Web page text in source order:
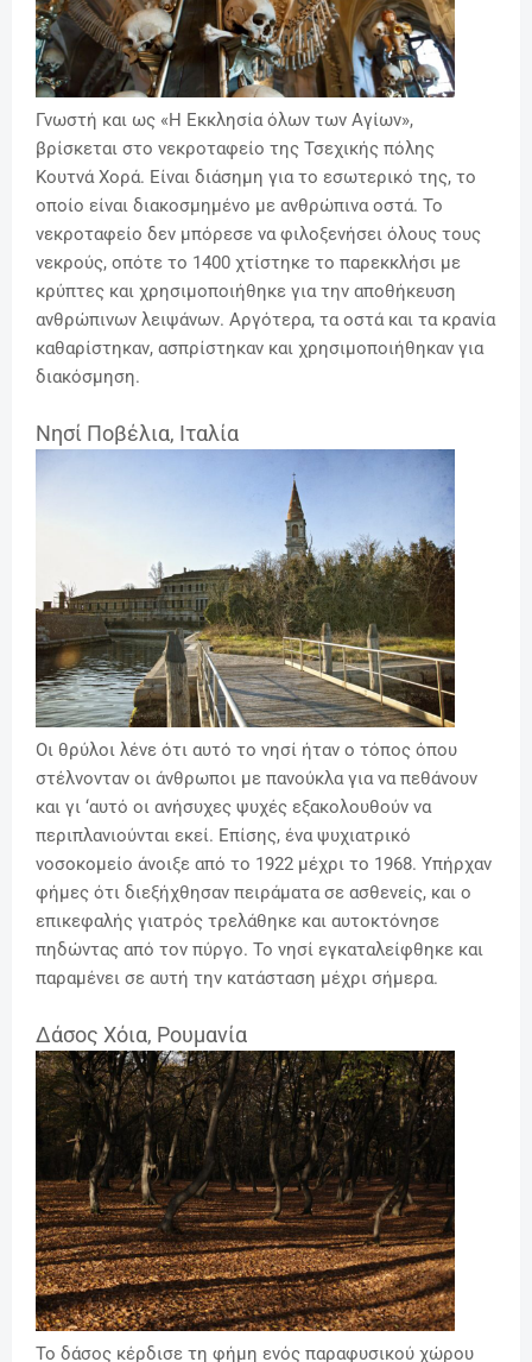
Γνωστή και ως «Η Εκκλησία όλων των Αγίων»,
βρίσκεται στο νεκροταφείο της Τσεχικής πόλης
Κουτνά Χορά. Είναι διάσημη για το εσωτερικό της, το
οποίο είναι διακοσμημένο με ανθρώπινα οστά. Το
νεκροταφείο δεν μπόρεσε να φιλοξενήσει όλους τους
νεκρούς, οπότε το 1400 χτίστηκε το παρεκκλήσι με
κρύπτες και χρησιμοποιήθηκε για την αποθήκευση
ανθρώπινων λειψάνων. Αργότερα, τα οστά και τα κρανία
καθαρίστηκαν, ασπρίστηκαν και χρησιμοποιήθηκαν για
διακόσμηση.
Νησί Ποβέλια, Ιταλία
Οι θρύλοι λένε ότι αυτό το νησί ήταν ο τόπος όπου
στέλνονταν οι άνθρωποι με πανούκλα για να πεθάνουν
και γι ‘αυτό οι ανήσυχες ψυχές εξακολουθούν να
περιπλανιούνται εκεί. Επίσης, ένα ψυχιατρικό
νοσοκομείο άνοιξε από το 1922 μέχρι το 1968. Υπήρχαν
φήμες ότι διεξήχθησαν πειράματα σε ασθενείς, και ο
επικεφαλής γιατρός τρελάθηκε και αυτοκτόνησε
πηδώντας από τον πύργο. Το νησί εγκαταλείφθηκε και
παραμένει σε αυτή την κατάσταση μέχρι σήμερα.
Δάσος Χόια, Ρουμανία
Το δάσος κέρδισε τη φήμη ενός παραφυσικού χώρου